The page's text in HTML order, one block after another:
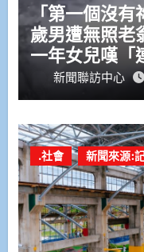
「第一個沒有
歲男遭無照
一年女兒嘆「
新聞聯訪中心
.社會 新聞來源: